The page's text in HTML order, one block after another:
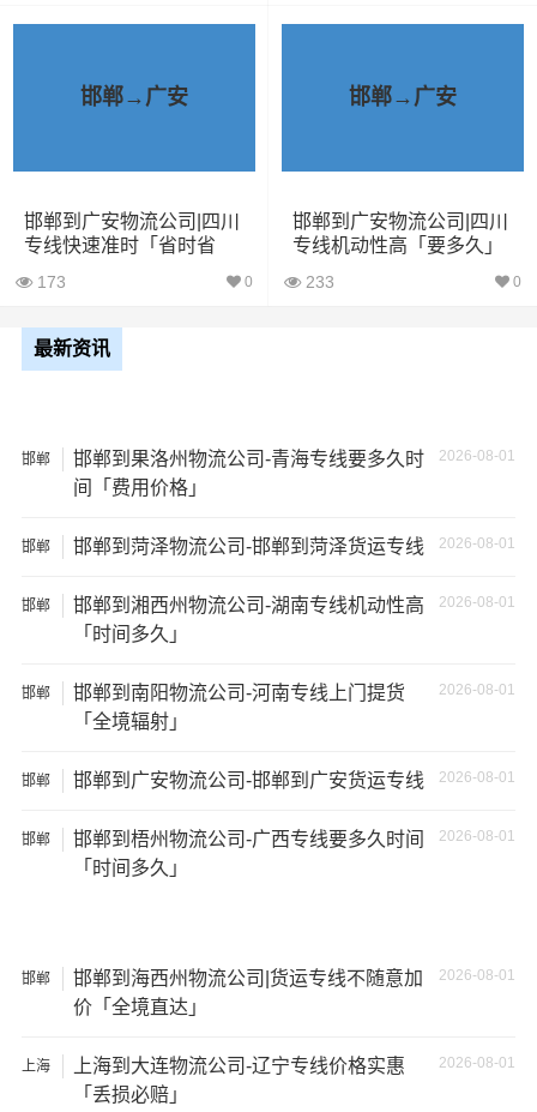
13米货
车
81立方 20吨 13×2.4×2.9
+箱式
货车
货车
方
29吨
其他货主物流经验分享
已发过秦皇岛到广安货物的货主告诉大家如果你选择了
一家不靠谱的物流公司，可能会面临以下风险和损失：
1、包裹丢失或损坏：不靠谱的物流公司可能会在运输过程
中丢失或损坏你的包裹，导致你的物品无法送达或受到损
出现延误，导致你的物品无法按时送达；
等；
如不遵守运输规定、不保障货物安全等；
邯郸→广安
邯郸到广安物流公司|四川
专线快速准时「省时省
173 0
邯郸→广安
邯郸到广安物流公司|四川
专线机动性高「要多久」
233 0
最新资讯
邯郸 2026-08-01
邯郸到果洛州物流公司-青海专线要多久时
间「费用价格」
邯郸 2026-08-01
邯郸到菏泽物流公司-邯郸到菏泽货运专线
邯郸 2026-08-01
邯郸到湘西州物流公司-湖南专线机动性高
「时间多久」
邯郸 2026-08-01
邯郸到南阳物流公司-河南专线上门提货
「全境辐射」
邯郸 2026-08-01
邯郸到广安物流公司-邯郸到广安货运专线
邯郸 2026-08-01
邯郸到梧州物流公司-广西专线要多久时间
「时间多久」
邯郸 2026-08-01
邯郸到海西州物流公司|货运专线不随意加
价「全境直达」
上海 2026-08-01
上海到大连物流公司-辽宁专线价格实惠
「丢损必赔」